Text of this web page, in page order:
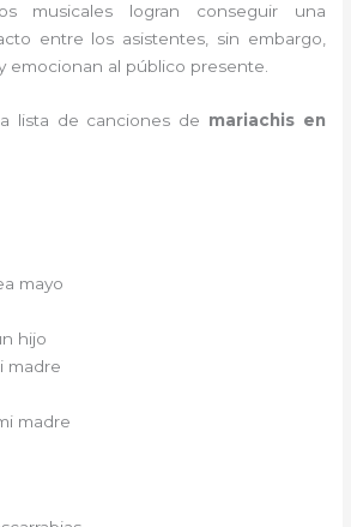
musicales logran conseguir una
entre los asistentes, sin embargo,
emocionan al público presente.
lista de canciones de mariachis en
MAMÁ
mayo
hijo
madre
madre